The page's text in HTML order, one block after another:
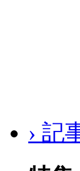
› 記